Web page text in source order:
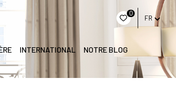
0
FR
INTERNATIONAL NOTRE BLOG